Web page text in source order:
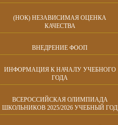
(НОК) НЕЗАВИСИМАЯ ОЦЕНКА
КАЧЕСТВА
ВНЕДРЕНИЕ ФООП
ИНФОРМАЦИЯ К НАЧАЛУ УЧЕБНОГО
ГОДА
ВСЕРОССИЙСКАЯ ОЛИМПИАДА
ШКОЛЬНИКОВ 2025/2026 УЧЕБНЫЙ ГОД